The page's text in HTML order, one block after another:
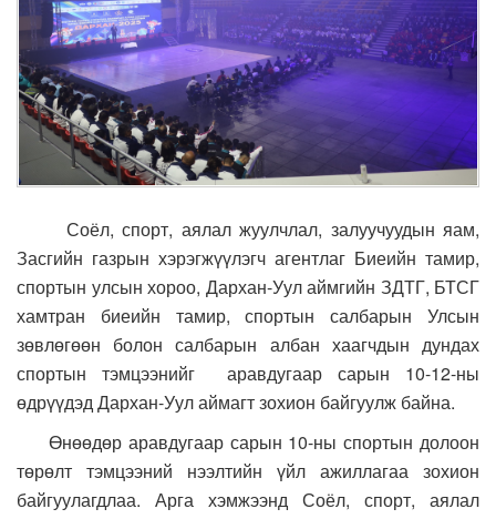
Соёл, спорт, аялал жуулчлал, залуучуудын яам,
Засгийн газрын хэрэгжүүлэгч агентлаг Биеийн тамир,
спортын улсын хороо, Дархан-Уул аймгийн ЗДТГ, БТСГ
хамтран биеийн тамир, спортын салбарын Улсын
зөвлөгөөн болон салбарын албан хаагчдын дундах
спортын тэмцээнийг аравдугаар сарын 10-12-ны
өдрүүдэд Дархан-Уул аймагт зохион байгуулж байна.
Өнөөдөр аравдугаар сарын 10-ны спортын долоон
төрөлт тэмцээний нээлтийн үйл ажиллагаа зохион
байгуулагдлаа. Арга хэмжээнд Соёл, спорт, аялал